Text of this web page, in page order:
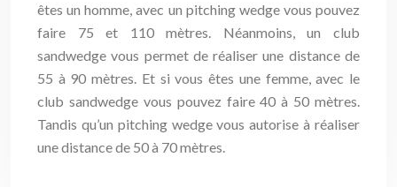
êtes un homme, avec un pitching wedge vous pouvez
faire 75 et 110 mètres. Néanmoins, un club
sandwedge vous permet de réaliser une distance de
55 à 90 mètres. Et si vous êtes une femme, avec le
club sandwedge vous pouvez faire 40 à 50 mètres.
Tandis qu’un pitching wedge vous autorise à réaliser
une distance de 50 à 70 mètres.